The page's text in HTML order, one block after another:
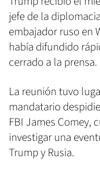
jefe de la
embajador ruso en
había difundido
cerrado a la prensa.
La reunión tuvo
mandatario
FBI James Comey,
investigar una
Trump y Rusia.